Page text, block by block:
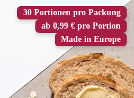
30 Portionen pro Packung
ab 0,99 € pro Portion
Made in Europe